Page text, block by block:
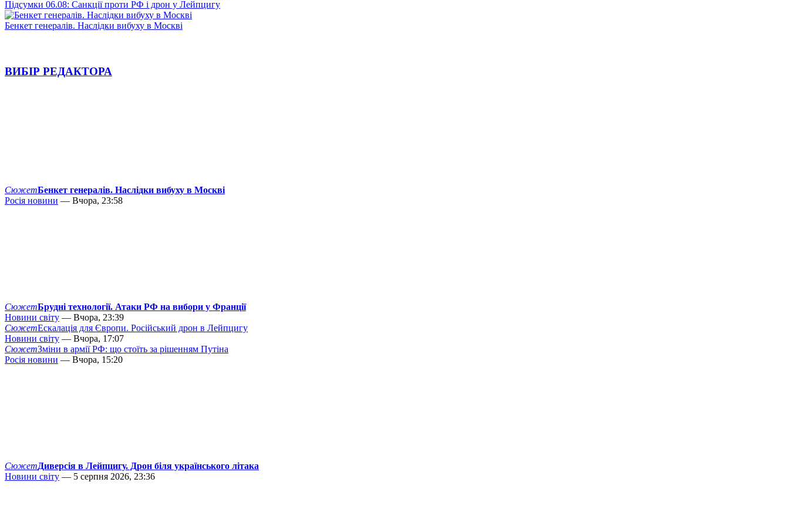
Підсумки 06.08: Санкції проти РФ і дрон у Лейпцигу
Бенкет генералів. Наслідки вибуху в Москві
ВИБІР РЕДАКТОРА
СюжетБенкет генералів. Наслідки вибуху в Москві
Росія новини — Вчора, 23:58
СюжетБрудні технології. Атаки РФ на вибори у Франції
Новини світу — Вчора, 23:39
СюжетЕскалація для Європи. Російський дрон в Лейпцигу
Новини світу — Вчора, 17:07
СюжетЗміни в армії РФ: що стоїть за рішенням Путіна
Росія новини — Вчора, 15:20
СюжетДиверсія в Лейпцигу. Дрон біля українського літака
Новини світу — 5 серпня 2026, 23:36